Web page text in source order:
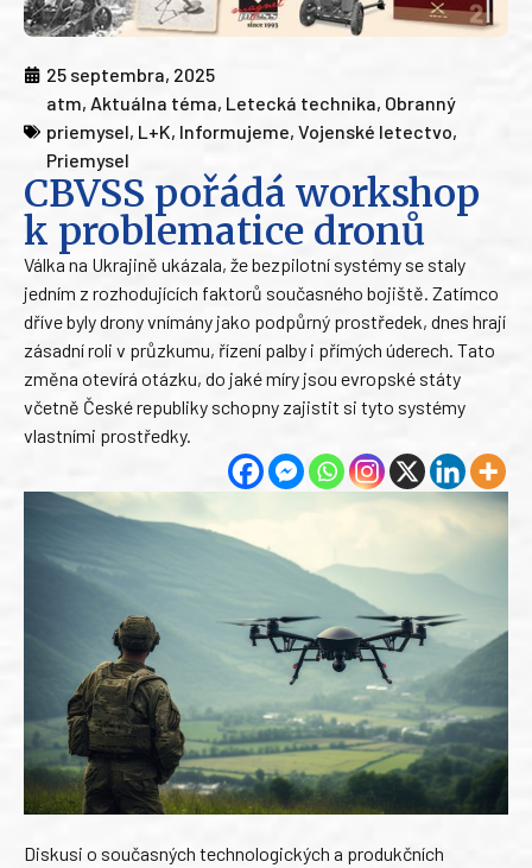
25 septembra, 2025
atm, Aktuálna téma, Letecká technika, Obranný
priemysel, L+K, Informujeme, Vojenské letectvo,
Priemysel
CBVSS pořádá workshop
k problematice dronů
Válka na Ukrajině ukázala, že bezpilotní systémy se staly
jedním z rozhodujících faktorů současného bojiště. Zatímco
dříve byly drony vnímány jako podpůrný prostředek, dnes hrají
zásadní roli v průzkumu, řízení palby i přímých úderech. Tato
změna otevírá otázku, do jaké míry jsou evropské státy
včetně České republiky schopny zajistit si tyto systémy
vlastními prostředky.
Diskusi o současných technologických a produkčních